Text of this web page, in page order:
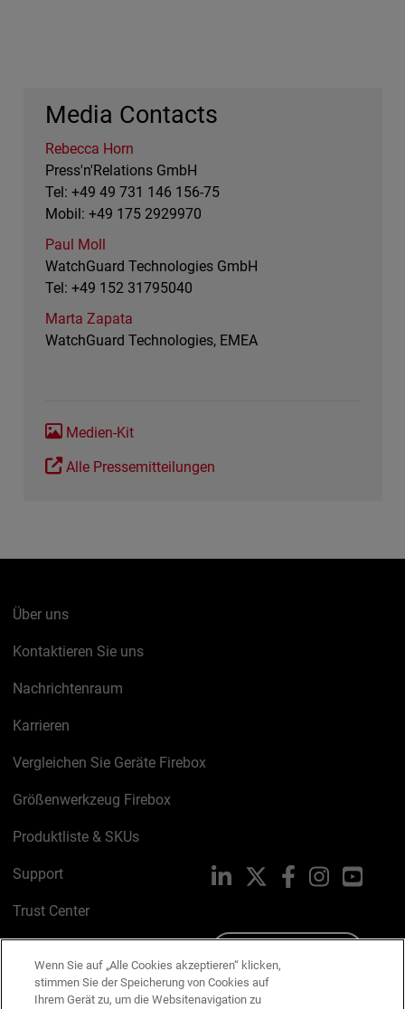
Media Contacts
Rebecca Horn
Press'n'Relations GmbH
Tel: +49 49 731 146 156-75
Mobil: +49 175 2929970
Paul Moll
WatchGuard Technologies GmbH
Tel: +49 152 31795040
Marta Zapata
WatchGuard Technologies, EMEA
Medien-Kit
Alle Pressemitteilungen
Über uns
Kontaktieren Sie uns
Nachrichtenraum
Karrieren
Vergleichen Sie Geräte Firebox
Größenwerkzeug Firebox
Produktliste & SKUs
Support
Trust Center
Cookie-Richtlinie
LinkedIn FacebookInstagram
Wenn Sie auf „Alle Cookies akzeptieren“ klicken,
stimmen Sie der Speicherung von Cookies auf
Ihrem Gerät zu, um die Websitenavigation zu